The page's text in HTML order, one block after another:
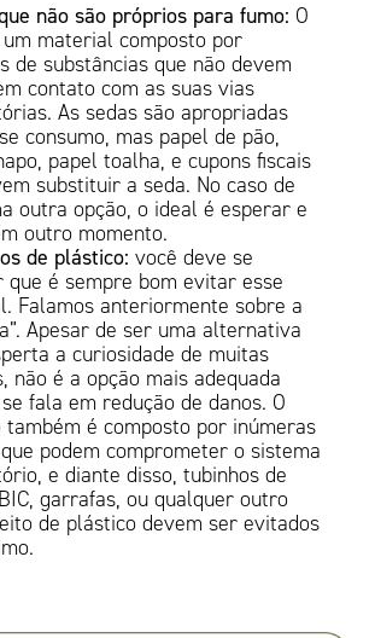
não são próprios para fumo: O
material composto por
de substâncias que não devem
contato com as suas vias
As sedas são apropriadas
consumo, mas papel de pão,
papel toalha, e cupons fiscais
substituir a seda. No caso de
outra opção, o ideal é esperar e
outro momento.
de plástico:você deve se
que é sempre bom evitar esse
Falamos anteriormente sobre a
Apesar de ser uma alternativa
a curiosidade de muitas
não é a opção mais adequada
fala em redução de danos. O
também é composto por inúmeras
podem comprometer o sistema
e diante disso, tubinhos de
garrafas, ou qualquer outro
de plástico devem ser evitados